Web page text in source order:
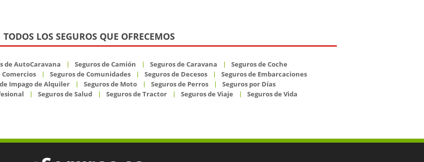
TODOS LOS SEGUROS QUE OFRECEMOS
de AutoCaravana Seguros de Camión Seguros de Caravana
Seguros de Coche
Comercios Seguros de Comunidades Seguros de Decesos
Seguros de Embarcaciones
Impago de Alquiler Seguros de Moto Seguros de Perros
Seguros por Días
Seguros de Salud Seguros de Tractor Seguros de Viaje Seguros de Vida